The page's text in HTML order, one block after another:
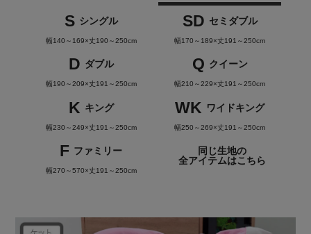
S シングル
幅140～169×丈190～250cm
SD セミダブル
幅170～189×丈191～250cm
D ダブル
幅190～209×丈191～250cm
Q クイーン
幅210～229×丈191～250cm
K キング
幅230～249×丈191～250cm
WK ワイドキング
幅250～269×丈191～250cm
F ファミリー
幅270～570×丈191～250cm
同じ生地の
全アイテムはこちら